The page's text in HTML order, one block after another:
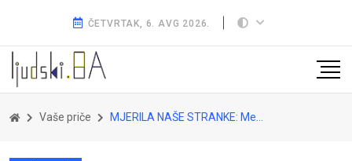
ČETVRTAK, 6. AVG 2026.
Vaše priče MJERILA NAŠE STRANKE: Melank kritikovala tužioce, zna zbog čega ministre ne treba hapsiti